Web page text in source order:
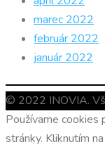
marec 2022
február 2022
január 2022
© 2022 INOVIA.
Používame cookies
stránky. Kliknutím